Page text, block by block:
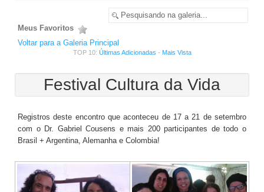
BOLETINS
PÓS-OFICINAS
TV DE BEM COM A NATUREZA
ASSINE O SITE
Voltar para a Galeria Principal
Meus Favoritos
TOP 10: Últimas Adicionadas - Mais Vista
Festival Cultura da Vida
Registros deste encontro que aconteceu de 17 a 21 de setembro
com o Dr. Gabriel Cousens e mais 200 participantes de todo o
Brasil + Argentina, Alemanha e Colombia!